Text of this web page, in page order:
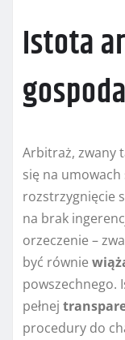
Istota
Arbitraż, zwany
się na
rozstrzygnięcie
na brak
orzeczenie –
być równie
powszechnego.
pełnej
procedury do